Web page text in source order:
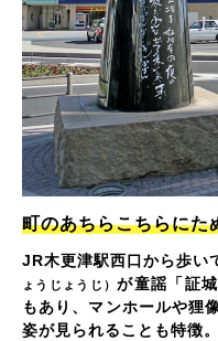
町のあちらこちらにた
JR木更津駅西口から歩い
ょうじょうじ）が童謡「証
もあり、マンホールや狸
姿が見られることも特徴。